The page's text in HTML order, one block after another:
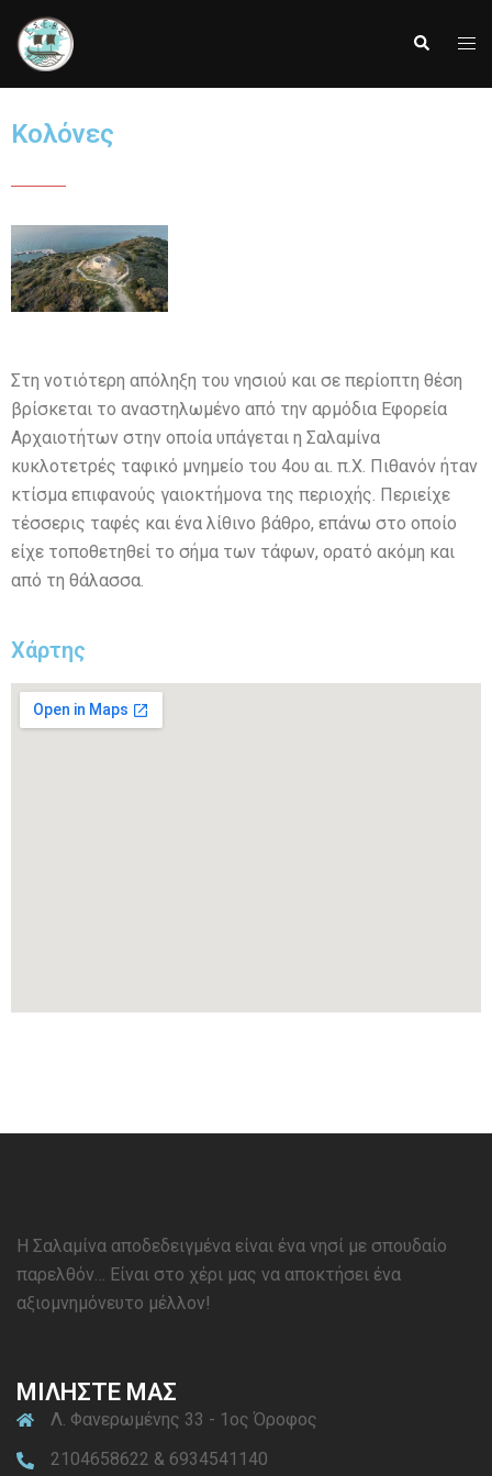
Κολόνες
Στη νοτιότερη απόληξη του νησιού και σε περίοπτη θέση
βρίσκεται το αναστηλωμένο από την αρμόδια Εφορεία
Αρχαιοτήτων στην οποία υπάγεται η Σαλαμίνα
κυκλοτετρές ταφικό μνημείο του 4ου αι. π.Χ. Πιθανόν ήταν
κτίσμα επιφανούς γαιοκτήμονα της περιοχής. Περιείχε
τέσσερις ταφές και ένα λίθινο βάθρο, επάνω στο οποίο
είχε τοποθετηθεί το σήμα των τάφων, ορατό ακόμη και
από τη θάλασσα.
Χάρτης
Η Σαλαμίνα αποδεδειγμένα είναι ένα νησί με σπουδαίο
παρελθόν… Είναι στο χέρι μας να αποκτήσει ένα
αξιομνημόνευτο μέλλον!
ΜΙΛΗΣΤΕ ΜΑΣ
Λ. Φανερωμένης 33 - 1ος Όροφος
2104658622 & 6934541140